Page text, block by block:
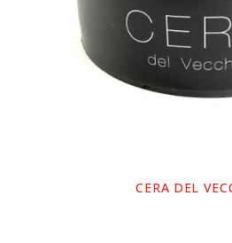
CERA DEL